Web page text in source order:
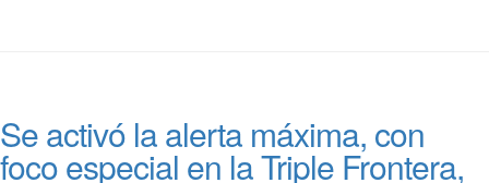
Se activó la alerta máxima, con
foco especial en la Triple Frontera,